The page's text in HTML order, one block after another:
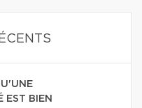
EST BIEN